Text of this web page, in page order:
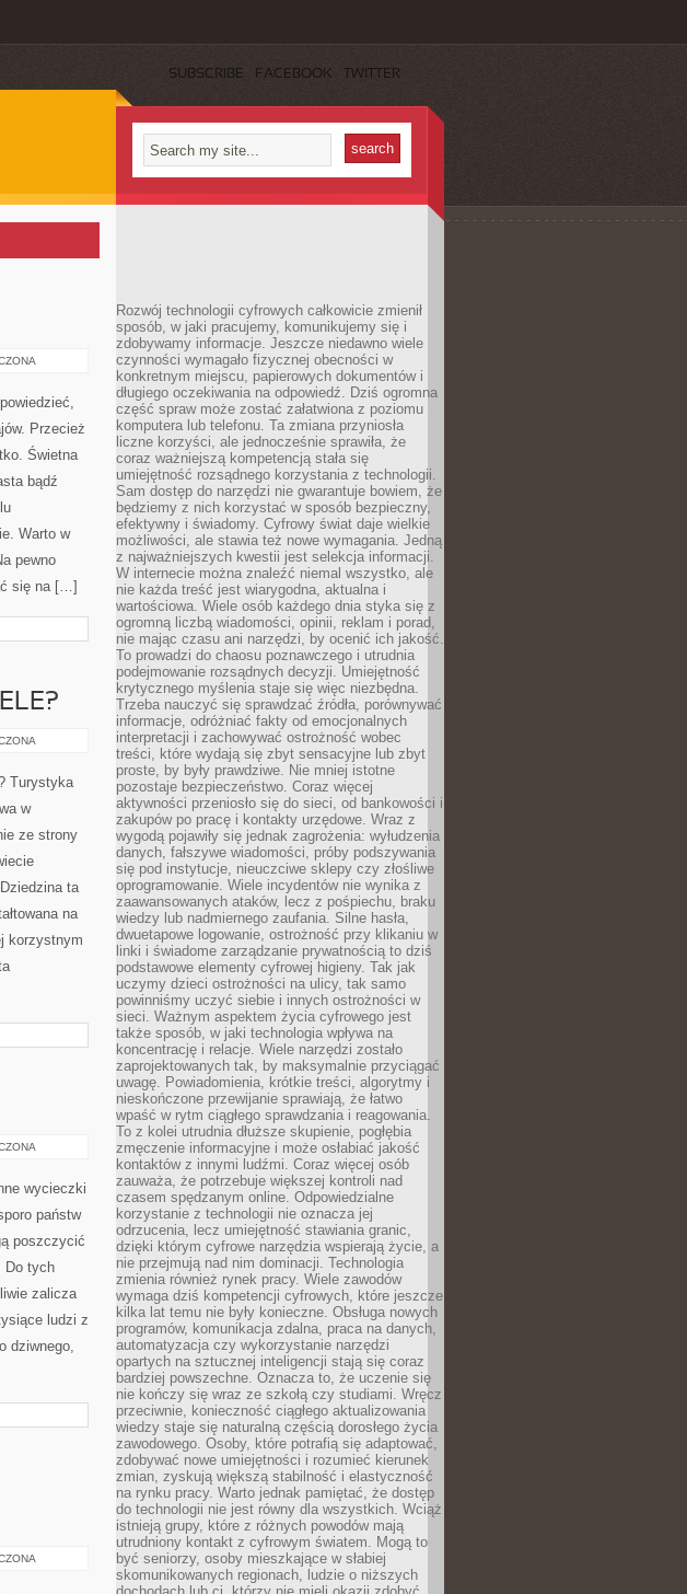
SUBSCRIBE FACEBOOK TWITTER
Przecież
Świetna
bądź
Warto w
pewno
się na […]
Turystyka
w
ze strony
ta
na
korzystnym
wycieczki
państw
poszczycić
Do tych
zalicza
ludzi z
dziwnego,
Rozwój technologii cyfrowych całkowicie zmienił
sposób, w jaki pracujemy, komunikujemy się i
zdobywamy informacje. Jeszcze niedawno wiele
czynności wymagało fizycznej obecności w
konkretnym miejscu, papierowych dokumentów i
długiego oczekiwania na odpowiedź. Dziś ogromna
część spraw może zostać załatwiona z poziomu
komputera lub telefonu. Ta zmiana przyniosła
liczne korzyści, ale jednocześnie sprawiła, że
coraz ważniejszą kompetencją stała się
umiejętność rozsądnego korzystania z technologii.
Sam dostęp do narzędzi nie gwarantuje bowiem, że
będziemy z nich korzystać w sposób bezpieczny,
efektywny i świadomy. Cyfrowy świat daje wielkie
możliwości, ale stawia też nowe wymagania. Jedną
z najważniejszych kwestii jest selekcja informacji.
W internecie można znaleźć niemal wszystko, ale
nie każda treść jest wiarygodna, aktualna i
wartościowa. Wiele osób każdego dnia styka się z
ogromną liczbą wiadomości, opinii, reklam i porad,
nie mając czasu ani narzędzi, by ocenić ich jakość.
To prowadzi do chaosu poznawczego i utrudnia
podejmowanie rozsądnych decyzji. Umiejętność
krytycznego myślenia staje się więc niezbędna.
Trzeba nauczyć się sprawdzać źródła, porównywać
informacje, odróżniać fakty od emocjonalnych
interpretacji i zachowywać ostrożność wobec
treści, które wydają się zbyt sensacyjne lub zbyt
proste, by były prawdziwe. Nie mniej istotne
pozostaje bezpieczeństwo. Coraz więcej
aktywności przeniosło się do sieci, od bankowości i
zakupów po pracę i kontakty urzędowe. Wraz z
wygodą pojawiły się jednak zagrożenia: wyłudzenia
danych, fałszywe wiadomości, próby podszywania
się pod instytucje, nieuczciwe sklepy czy złośliwe
oprogramowanie. Wiele incydentów nie wynika z
zaawansowanych ataków, lecz z pośpiechu, braku
wiedzy lub nadmiernego zaufania. Silne hasła,
dwuetapowe logowanie, ostrożność przy klikaniu w
linki i świadome zarządzanie prywatnością to dziś
podstawowe elementy cyfrowej higieny. Tak jak
uczymy dzieci ostrożności na ulicy, tak samo
powinniśmy uczyć siebie i innych ostrożności w
sieci. Ważnym aspektem życia cyfrowego jest
także sposób, w jaki technologia wpływa na
koncentrację i relacje. Wiele narzędzi zostało
zaprojektowanych tak, by maksymalnie przyciągać
uwagę. Powiadomienia, krótkie treści, algorytmy i
nieskończone przewijanie sprawiają, że łatwo
wpaść w rytm ciągłego sprawdzania i reagowania.
To z kolei utrudnia dłuższe skupienie, pogłębia
zmęczenie informacyjne i może osłabiać jakość
kontaktów z innymi ludźmi. Coraz więcej osób
zauważa, że potrzebuje większej kontroli nad
czasem spędzanym online. Odpowiedzialne
korzystanie z technologii nie oznacza jej
odrzucenia, lecz umiejętność stawiania granic,
dzięki którym cyfrowe narzędzia wspierają życie, a
nie przejmują nad nim dominacji. Technologia
zmienia również rynek pracy. Wiele zawodów
wymaga dziś kompetencji cyfrowych, które jeszcze
kilka lat temu nie były konieczne. Obsługa nowych
programów, komunikacja zdalna, praca na danych,
automatyzacja czy wykorzystanie narzędzi
opartych na sztucznej inteligencji stają się coraz
bardziej powszechne. Oznacza to, że uczenie się
nie kończy się wraz ze szkołą czy studiami. Wręcz
przeciwnie, konieczność ciągłego aktualizowania
wiedzy staje się naturalną częścią dorosłego życia
zawodowego. Osoby, które potrafią się adaptować,
zdobywać nowe umiejętności i rozumieć kierunek
zmian, zyskują większą stabilność i elastyczność
na rynku pracy. Warto jednak pamiętać, że dostęp
do technologii nie jest równy dla wszystkich. Wciąż
istnieją grupy, które z różnych powodów mają
utrudniony kontakt z cyfrowym światem. Mogą to
być seniorzy, osoby mieszkające w słabiej
skomunikowanych regionach, ludzie o niższych